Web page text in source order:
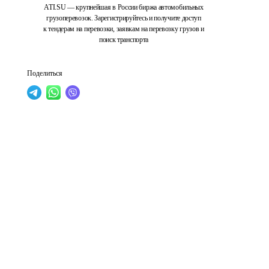
ATI.SU — крупнейшая в России биржа автомобильных
грузоперевозок. Зарегистрируйтесь и получите доступ
к тендерам на перевозки, заявкам на перевозку грузов и
поиск транспорта
Поделиться